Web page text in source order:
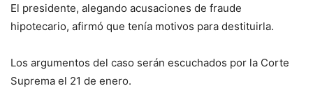
El presidente, alegando acusaciones de fraude
hipotecario, afirmó que tenía motivos para destituirla.
Los argumentos del caso serán escuchados por la Corte
Suprema el 21 de enero.